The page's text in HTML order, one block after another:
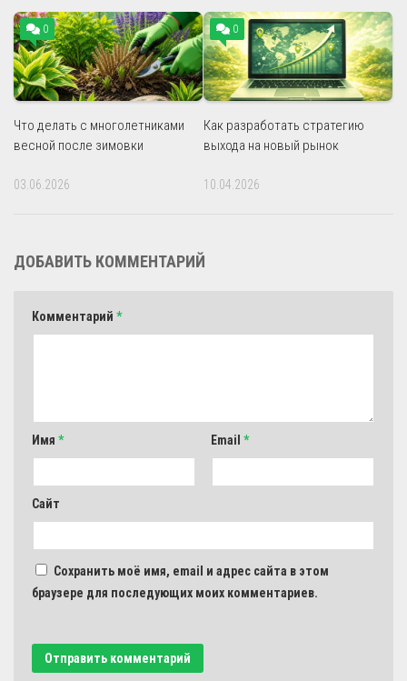
0
Что делать с многолетниками
весной после зимовки
03.06.2026
0
Как разработать стратегию
выхода на новый рынок
10.04.2026
ДОБАВИТЬ КОММЕНТАРИЙ
Комментарий *
Имя * Email *
Сайт
Сохранить моё имя, email и адрес сайта в этом
браузере для последующих моих комментариев.